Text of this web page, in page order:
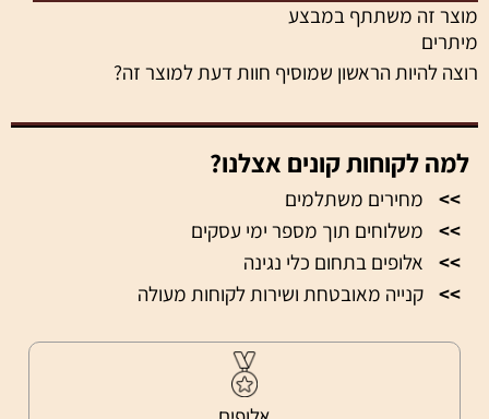
מוצר זה משתתף במבצע
מיתרים
רוצה להיות הראשון שמוסיף חוות דעת למוצר זה?
למה לקוחות קונים אצלנו?
>>
מחירים משתלמים
>>
משלוחים תוך מספר ימי עסקים
>>
אלופים בתחום כלי נגינה
>> קנייה מאובטחת ושירות לקוחות מעולה